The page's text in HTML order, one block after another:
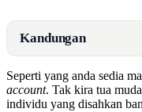
Kandungan
Seperti yang anda sedia
account. Tak kira tua
individu yang disahkan